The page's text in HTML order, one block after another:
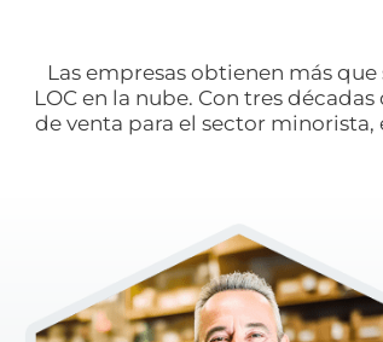
Las empresas obtienen más
LOC en la nube. Con tres
de venta para el sector minorista,